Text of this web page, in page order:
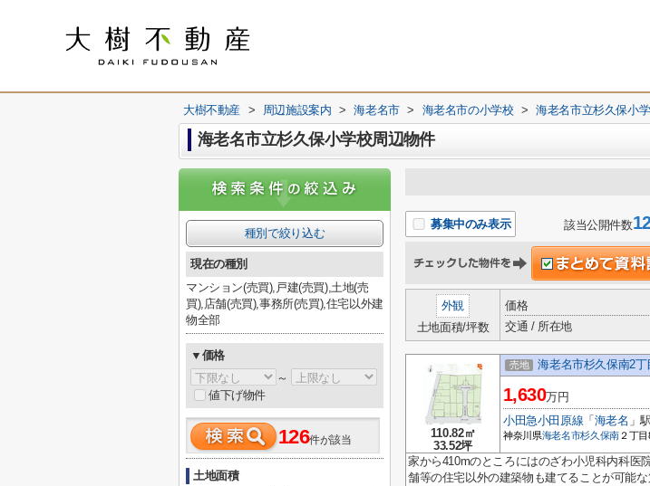
大樹不動産 > 周辺施設案内 > 海老名市 > 海老名市の小学校 > 海老名市立杉久保小
海老名市立杉久保小学校周辺物件
募集中のみ表示 該当公開件数
外観
土地面積/坪数
価格
交通 / 所在地
110.82㎡
33.52坪
売地 海老名市杉久保南2
1,630万円
小田急小田原線 「 海老名 」駅
神奈川県海老名市杉久保南２丁目
家から410mのところにはのざわ小児科内科医
舗等の住宅以外の建築物も建てることが可能
種別で絞り込む
現在の種別
マンション(売買),戸建(売買),土地(売
買),店舗(売買),事務所(売買),住宅以外建
物全部
▼価格
～
値下げ物件
126件が該当
土地面積